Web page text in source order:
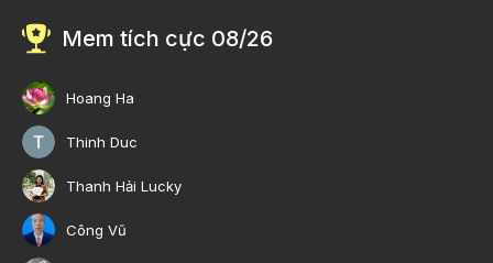
Mem tích cực 08/26
Hoang Ha
Thinh Duc
Thanh Hải Lucky
Công Vũ